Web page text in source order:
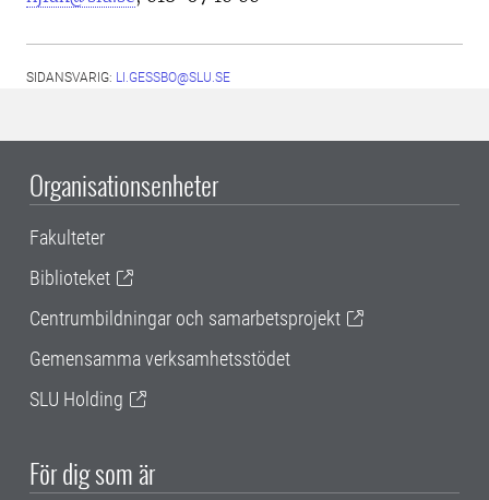
SIDANSVARIG: LI.GESSBO@SLU.SE
Organisationsenheter
Fakulteter
Biblioteket
Centrumbildningar och samarbetsprojekt
Gemensamma verksamhetsstödet
SLU Holding
För dig som är